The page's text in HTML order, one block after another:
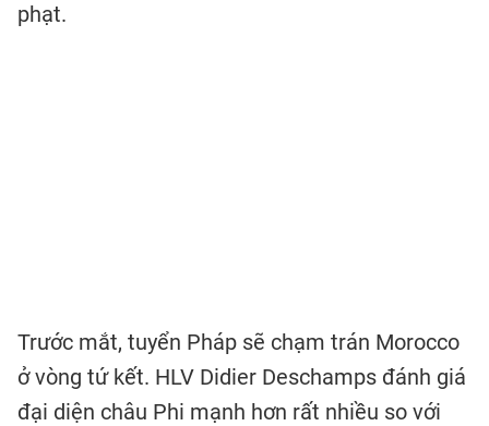
phạt.
Trước mắt, tuyển Pháp sẽ chạm trán Morocco
ở vòng tứ kết. HLV Didier Deschamps đánh giá
đại diện châu Phi mạnh hơn rất nhiều so với